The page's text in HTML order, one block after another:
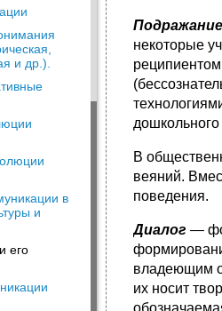
и др.).
в
и
его
Подражание
некоторые
дошкольного
В
веяний.
поведения.
Диалог —
владеющим
их носит